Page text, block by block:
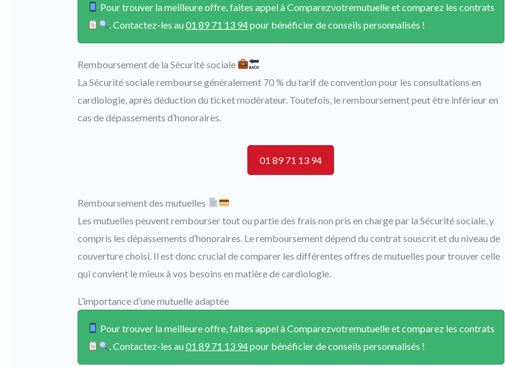
Pour trouver la meilleure offre, faites appel à Comparezvotremutuelle et comparez les contrats
. Contactez-les au01 89 71 13 94pour bénéficier de conseils personnalisés !
Remboursement de la Sécurité sociale
La Sécurité sociale rembourse généralement 70 % du tarif de convention pour les consultations en
cardiologie, après déduction du ticket modérateur. Toutefois, le remboursement peut être inférieur en
cas de dépassements d’honoraires.
01 89 71 13 94
Remboursement des mutuelles
Les mutuelles peuvent rembourser tout ou partie des frais non pris en charge par la Sécurité sociale, y
compris les dépassements d’honoraires. Le remboursement dépend du contrat souscrit et du niveau de
couverture choisi. Il est donc crucial de comparer les différentes offres de mutuelles pour trouver celle
qui convient le mieux à vos besoins en matière de cardiologie.
L’importance d’une mutuelle adaptée
Pour trouver la meilleure offre, faites appel à Comparezvotremutuelle et comparez les contrats
. Contactez-les au01 89 71 13 94pour bénéficier de conseils personnalisés !